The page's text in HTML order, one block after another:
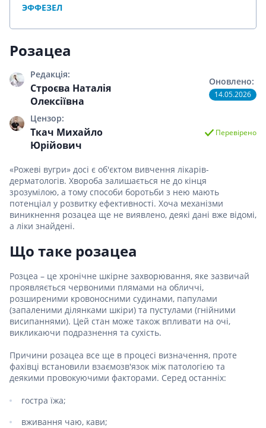
ЭФФЕЗЕЛ
Розацеа
Редакція:
Строєва Наталія
Олексіївна
Цензор:
Ткач Михайло
Юрійович
Оновлено:
14.05.2026
Перевірено
«Рожеві вугри» досі є об'єктом вивчення лікарів-
дерматологів. Хвороба залишається не до кінця
зрозумілою, а тому способи боротьби з нею мають
потенціал у розвитку ефективності. Хоча механізми
виникнення розацеа ще не виявлено, деякі дані вже відомі,
а ліки знайдені.
Що таке розацеа
Розцеа – це хронічне шкірне захворювання, яке зазвичай
проявляється червоними плямами на обличчі,
розширеними кровоносними судинами, папулами
(запаленими ділянками шкіри) та пустулами (гнійними
висипаннями). Цей стан може також впливати на очі,
викликаючи подразнення та сухість.
Причини розацеа все ще в процесі визначення, проте
фахівці встановили взаємозв'язок між патологією та
деякими провокуючими факторами. Серед останніх:
гостра їжа;
вживання чаю, кави;